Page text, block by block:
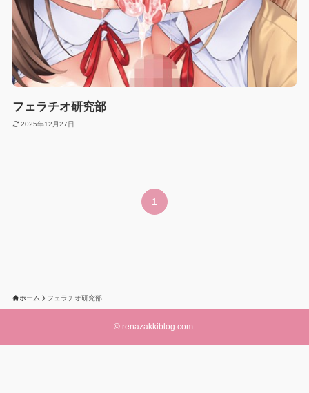
フェラチオ研究部
2025年12月27日
1
ホーム フェラチオ研究部
© renazakkiblog.com.